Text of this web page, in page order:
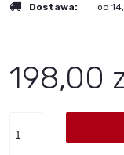
Dostawa:
od
Cena nie zawiera
198,00